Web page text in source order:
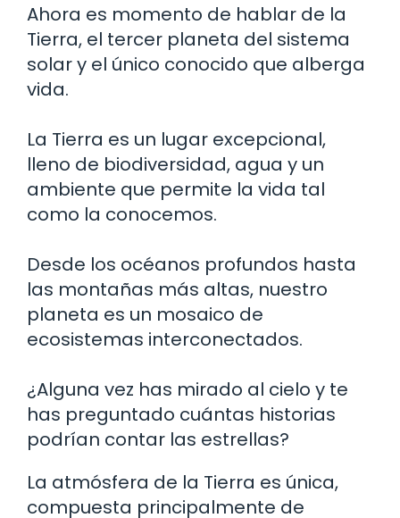
Ahora es momento de hablar de la
Tierra, el tercer planeta del sistema
solar y el único conocido que alberga
vida.
La Tierra es un lugar excepcional,
lleno de biodiversidad, agua y un
ambiente que permite la vida tal
como la conocemos.
Desde los océanos profundos hasta
las montañas más altas, nuestro
planeta es un mosaico de
ecosistemas interconectados.
¿Alguna vez has mirado al cielo y te
has preguntado cuántas historias
podrían contar las estrellas?
La atmósfera de la Tierra es única,
compuesta principalmente de